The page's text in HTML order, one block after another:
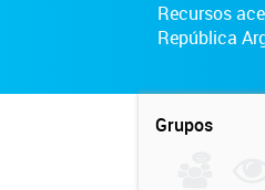
Recursos
República
Grupos